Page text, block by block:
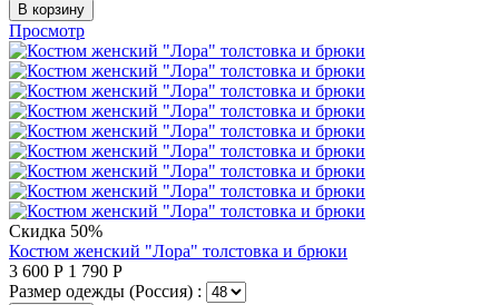
В корзину
Просмотр
Скидка 50%
Костюм женский "Лора" толстовка и брюки
3 600 Р 1 790 Р
Размер одежды (Россия) :